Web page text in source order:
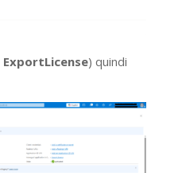
ExportLicense) quindi